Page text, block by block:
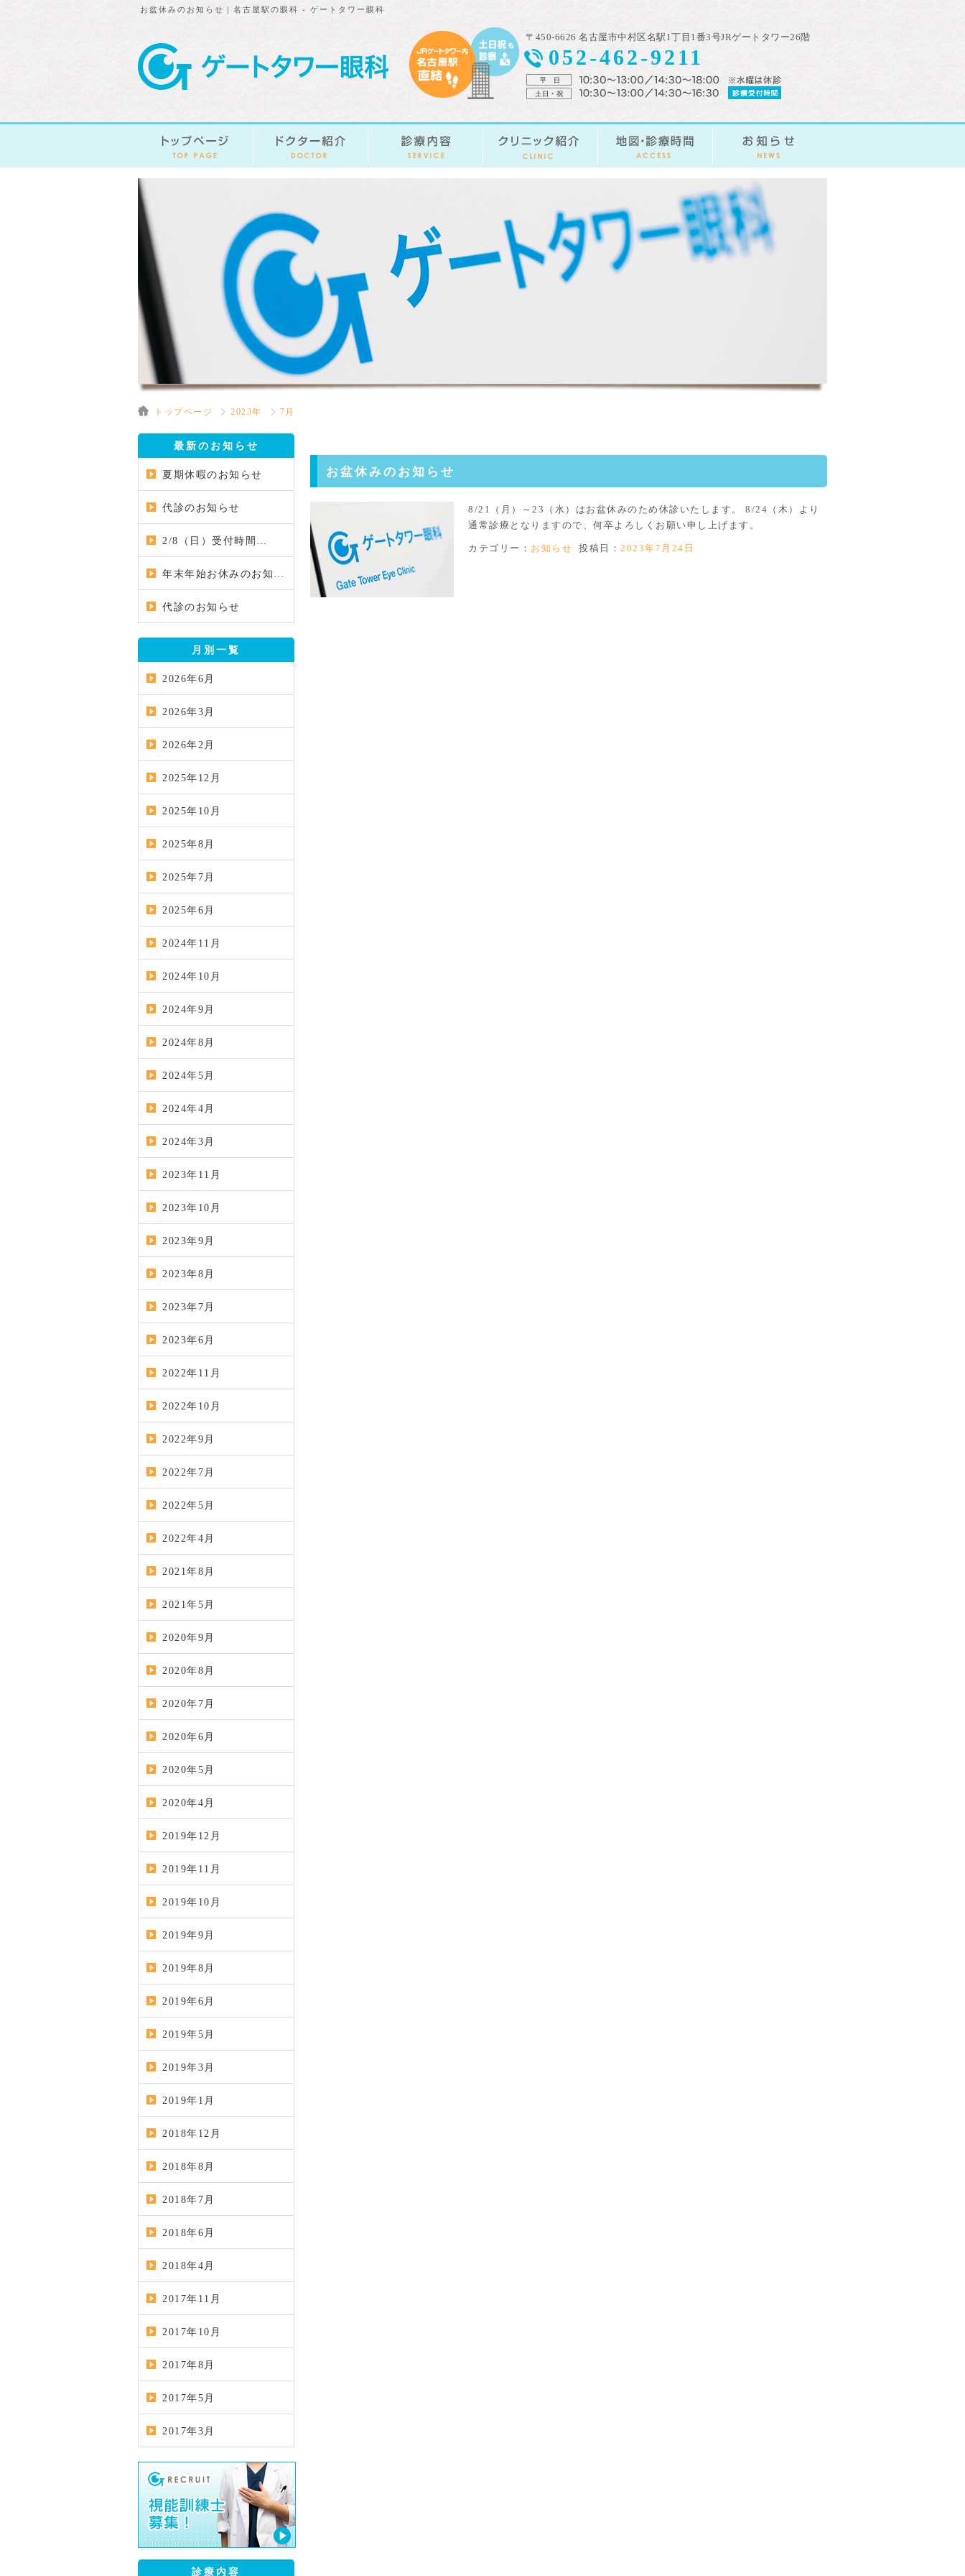
お盆休みのお知らせ｜名古屋駅の眼科 - ゲートタワー眼科
〒450-6626 名古屋市中村区名駅1丁目1番3号JRゲートタワー26階
052-462-9211
トップページ 2023年 7月
お盆休みのお知らせ
8/21（月）～23（水）はお盆休みのため休診いたします。 8/24（木）より
通常診療となりますので、何卒よろしくお願い申し上げます。
カテゴリー： お知らせ 投稿日： 2023年7月24日
最新のお知らせ
夏期休暇のお知らせ
代診のお知らせ
2/8（日）受付時間…
年末年始お休みのお知…
代診のお知らせ
月別一覧
2026年6月
2026年3月
2026年2月
2025年12月
2025年10月
2025年8月
2025年7月
2025年6月
2024年11月
2024年10月
2024年9月
2024年8月
2024年5月
2024年4月
2024年3月
2023年11月
2023年10月
2023年9月
2023年8月
2023年7月
2023年6月
2022年11月
2022年10月
2022年9月
2022年7月
2022年5月
2022年4月
2021年8月
2021年5月
2020年9月
2020年8月
2020年7月
2020年6月
2020年5月
2020年4月
2019年12月
2019年11月
2019年10月
2019年9月
2019年8月
2019年6月
2019年5月
2019年3月
2019年1月
2018年12月
2018年8月
2018年7月
2018年6月
2018年4月
2017年11月
2017年10月
2017年8月
2017年5月
2017年3月
診療内容